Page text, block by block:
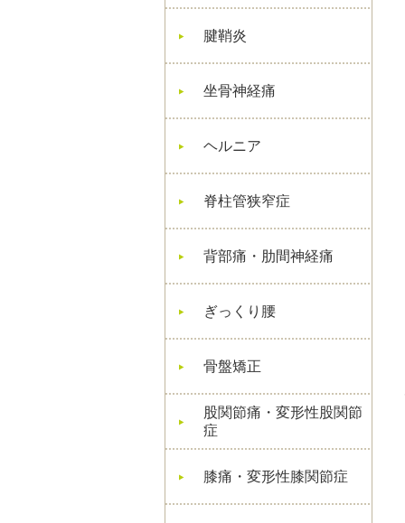
腱鞘炎
坐骨神経痛
ヘルニア
脊柱管狭窄症
背部痛・肋間神経痛
ぎっくり腰
骨盤矯正
股関節痛・変形性股関節
症
膝痛・変形性膝関節症